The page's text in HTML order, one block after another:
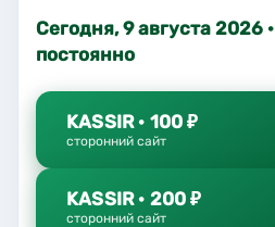
Сегодня, 9 августа 2026
постоянно
KASSIR · 100 ₽
сторонний сайт
KASSIR · 200 ₽
сторонний сайт